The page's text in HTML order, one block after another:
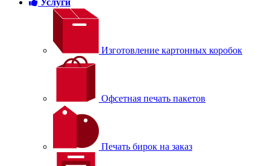
Изготовление картонных коробок
Офсетная печать пакетов
Печать бирок на заказ